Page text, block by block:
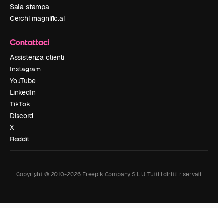
Sala stampa
Cerchi magnific.ai
Contattaci
Assistenza clienti
Instagram
YouTube
LinkedIn
TikTok
Discord
X
Reddit
Copyright © 2010-2026Freepik Company S.L.U. Tutti i diritti riservati.